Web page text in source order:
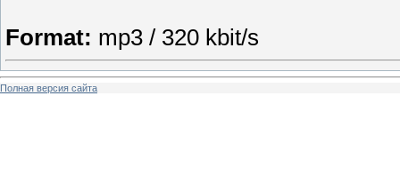
Format: mp3 / 320 kbit/s
Полная версия сайта